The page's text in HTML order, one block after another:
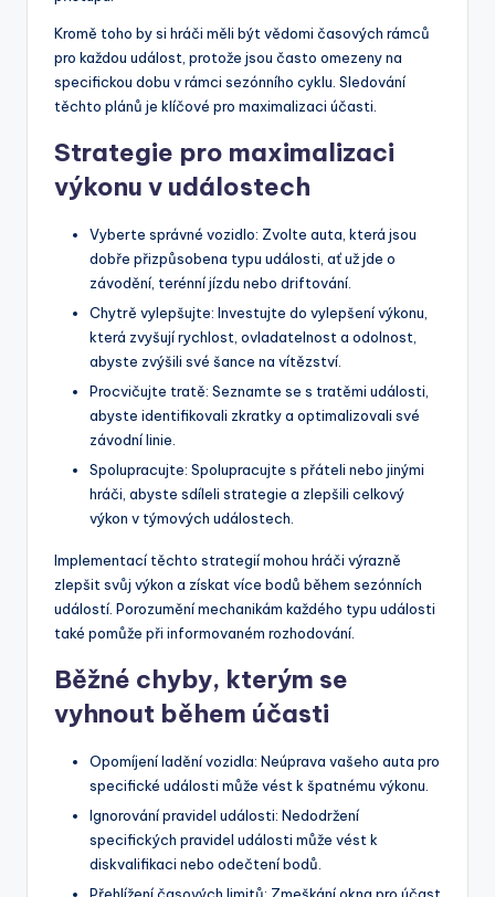
Kromě toho by si hráči měli být vědomi časových rámců
pro každou událost, protože jsou často omezeny na
specifickou dobu v rámci sezónního cyklu. Sledování
těchto plánů je klíčové pro maximalizaci účasti.
Strategie pro maximalizaci
výkonu v událostech
Vyberte správné vozidlo: Zvolte auta, která jsou
dobře přizpůsobena typu události, ať už jde o
závodění, terénní jízdu nebo driftování.
Chytrě vylepšujte: Investujte do vylepšení výkonu,
která zvyšují rychlost, ovladatelnost a odolnost,
abyste zvýšili své šance na vítězství.
Procvičujte tratě: Seznamte se s tratěmi události,
abyste identifikovali zkratky a optimalizovali své
závodní linie.
Spolupracujte: Spolupracujte s přáteli nebo jinými
hráči, abyste sdíleli strategie a zlepšili celkový
výkon v týmových událostech.
Implementací těchto strategií mohou hráči výrazně
zlepšit svůj výkon a získat více bodů během sezónních
událostí. Porozumění mechanikám každého typu události
také pomůže při informovaném rozhodování.
Běžné chyby, kterým se
vyhnout během účasti
Opomíjení ladění vozidla: Neúprava vašeho auta pro
specifické události může vést k špatnému výkonu.
Ignorování pravidel události: Nedodržení
specifických pravidel události může vést k
diskvalifikaci nebo odečtení bodů.